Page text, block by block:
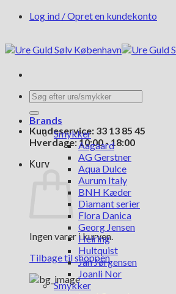
FortsætLog ind / Opret en kundekonto
Søg
efter:
Kundeservice: 33 13 85 45
Hverdage: 10:00 - 18:00
Kurv
Ingen varer i kurven.
Tilbage til shoppen
Brands
Smykker
Aagaard
AG Gerstner
Aqua Dulce
Aurum Italy
BNH Kæder
Diamant serier
Flora Danica
Georg Jensen
Heiring
Hultquist
Jan Jørgensen
Joanli Nor
Smykker